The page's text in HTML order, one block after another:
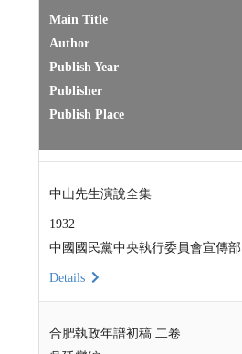
Main Title
Author
Publish Year
Publisher
Publish Place
中山先生演說全集
1932
中國國民黨中央執行委員會宣傳部
Details
合肥執政年譜初稿 二卷